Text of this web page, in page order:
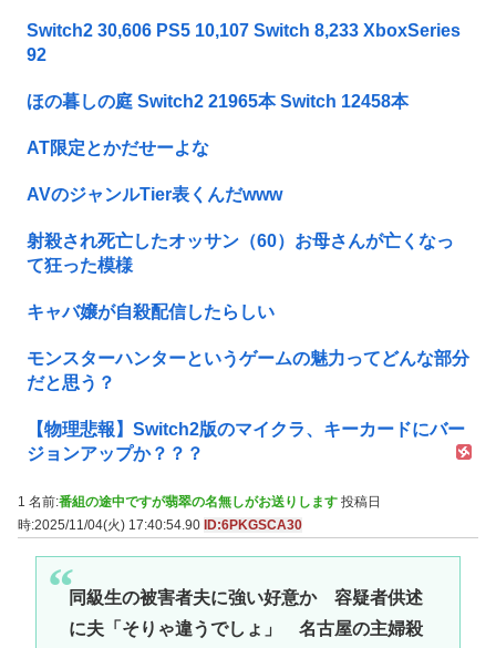
Switch2 30,606 PS5 10,107 Switch 8,233 XboxSeries
92
ほの暮しの庭 Switch2 21965本 Switch 12458本
AT限定とかだせーよな
AVのジャンルTier表くんだwww
射殺され死亡したオッサン（60）お母さんが亡くなっ
て狂った模様
キャバ嬢が自殺配信したらしい
モンスターハンターというゲームの魅力ってどんな部分
だと思う？
【物理悲報】Switch2版のマイクラ、キーカードにバー
ジョンアップか？？？
1 名前:番組の途中ですが翡翠の名無しがお送りします 投稿日
時:2025/11/04(火) 17:40:54.90 ID:6PKGSCA30
同級生の被害者夫に強い好意か 容疑者供述
に夫「そりゃ違うでしょ」 名古屋の主婦殺